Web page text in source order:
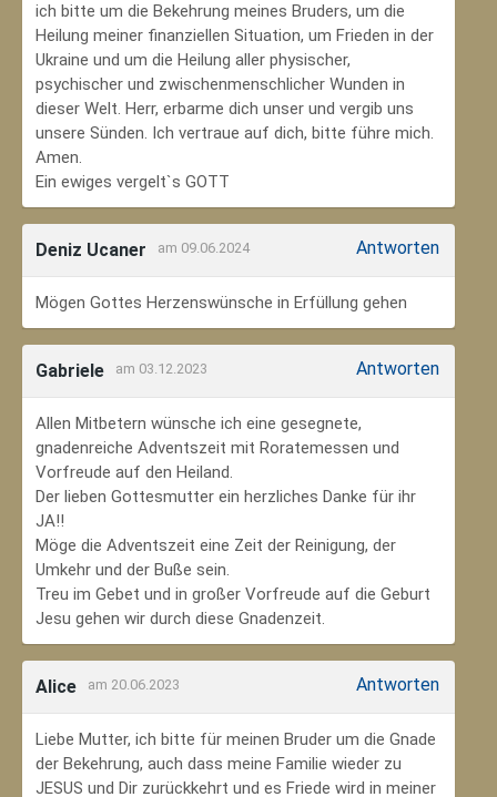
ich bitte um die Bekehrung meines Bruders, um die
Heilung meiner finanziellen Situation, um Frieden in der
Ukraine und um die Heilung aller physischer,
psychischer und zwischenmenschlicher Wunden in
dieser Welt. Herr, erbarme dich unser und vergib uns
unsere Sünden. Ich vertraue auf dich, bitte führe mich.
Amen.
Ein ewiges vergelt`s GOTT
Deniz Ucaner am 09.06.2024 Antworten
Mögen Gottes Herzenswünsche in Erfüllung gehen
Gabriele am 03.12.2023 Antworten
Allen Mitbetern wünsche ich eine gesegnete,
gnadenreiche Adventszeit mit Roratemessen und
Vorfreude auf den Heiland.
Der lieben Gottesmutter ein herzliches Danke für ihr
JA!!
Möge die Adventszeit eine Zeit der Reinigung, der
Umkehr und der Buße sein.
Treu im Gebet und in großer Vorfreude auf die Geburt
Jesu gehen wir durch diese Gnadenzeit.
Alice am 20.06.2023 Antworten
Liebe Mutter, ich bitte für meinen Bruder um die Gnade
der Bekehrung, auch dass meine Familie wieder zu
JESUS und Dir zurückkehrt und es Friede wird in meiner